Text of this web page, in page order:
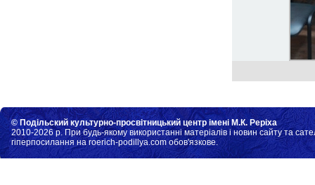
© Подільский культурно-просвітницький центр імені М.К. Реріха
2010-2026 р. При будь-якому використанні матеріалів і новин сайту та
гіперпосилання на roerich-podillya.com обов'язкове.